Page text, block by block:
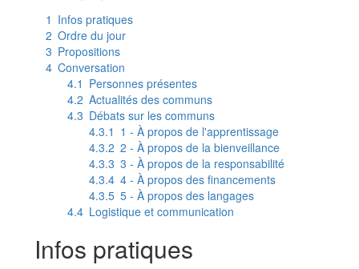
1 Infos pratiques
2 Ordre du jour
3 Propositions
4 Conversation
4.1 Personnes présentes
4.2 Actualités des communs
4.3 Débats sur les communs
4.3.1 1 - À propos de l'apprentissage
4.3.2 2 - À propos de la bienveillance
4.3.3 3 - À propos de la responsabilité
4.3.4 4 - À propos des financements
4.3.5 5 - À propos des langages
4.4 Logistique et communication
Infos pratiques